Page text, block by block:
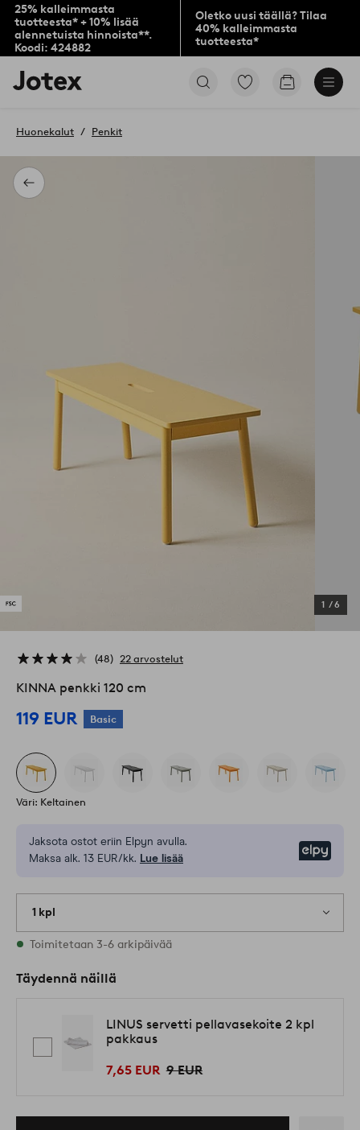
25% kalleimmasta
tuotteesta* + 10% lisää
alennetuista hinnoista**.
Koodi: 424882
Oletko uusi täällä? Tilaa
40% kalleimmasta
tuotteesta*
Jotex-
logo
aloitussivulle
Siirry
Siirry
Takaisin
Huonekalut Penkit
1 /6
48 22 arvostelut
KINNA penkki 120 cm
119 EUR Basic
Väri: Keltainen
Jaksota ostot eriin Elpyn avulla.
Maksa alk. 13 EUR/kk. Lue lisää
1 kpl
Varastossa
Toimitetaan 3-6 arkipäivää
Täydennä näillä
LINUS servetti pellavasekoite 2 kpl
pakkaus
7,65 EUR 9 EUR